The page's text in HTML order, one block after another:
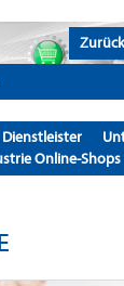
Dienstleister
Online-Shops